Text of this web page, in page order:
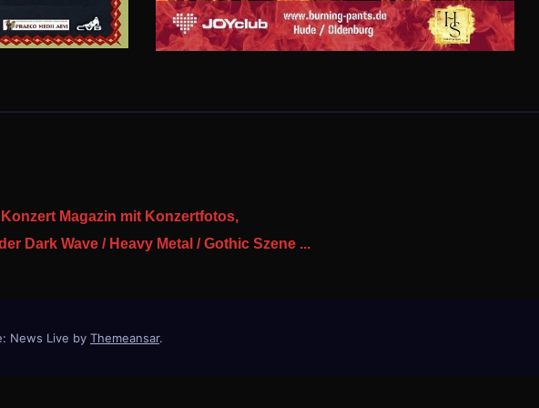
Magazin mit Konzertfotos,
Dark Wave / Heavy Metal / Gothic Szene ...
News Live by Themeansar.